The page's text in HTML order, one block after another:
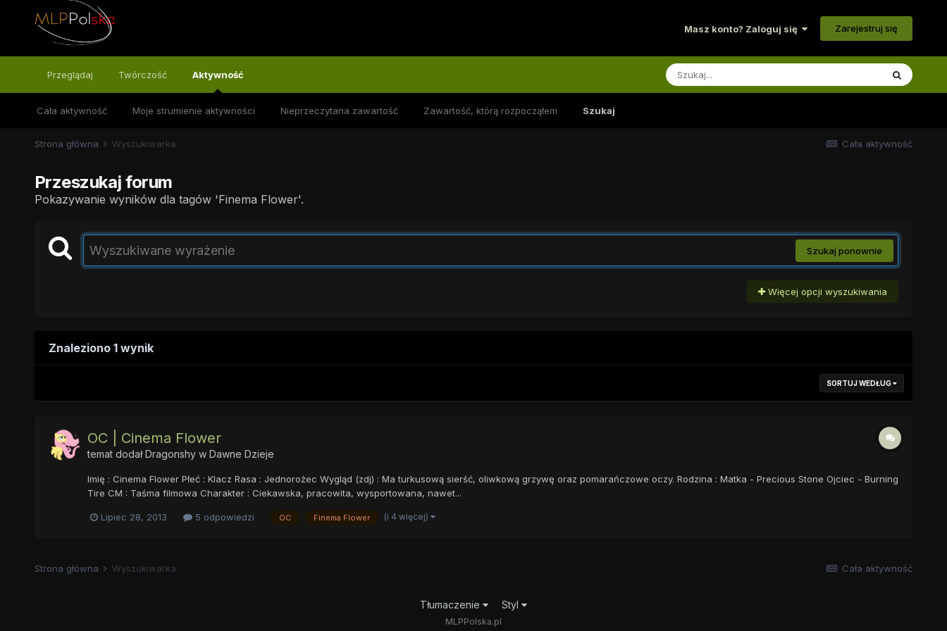
Masz konto? Zaloguj się Zarejestruj się
Przeglądaj Twórczość Aktywność
Cała aktywność Moje strumienie aktywności Nieprzeczytana zawartość Zawartość, którą rozpocząłem Szukaj
Cała aktywność
Strona główna Wyszukiwarka
Przeszukaj forum
Pokazywanie wyników dla tagów 'Finema Flower'.
Szukaj ponownie
Więcej opcji wyszukiwania
Znaleziono 1 wynik
SORTUJ WEDŁUG
OC | Cinema Flower
temat dodałDragonshyw Dawne Dzieje
Imię : Cinema Flower Płeć : Klacz Rasa : Jednorożec Wygląd (zdj) : Ma turkusową sierść, oliwkową grzywę oraz pomarańczowe oczy. Rodzina : Matka - Precious Stone Ojciec - Burning
Tire CM : Taśma filmowa Charakter : Ciekawska, pracowita, wysportowana, nawet...
Lipiec 28, 2013 5 odpowiedzi OC Finema Flower (i 4 więcej)
Cała aktywność
Strona główna Wyszukiwarka
Tłumaczenie Styl
MLPPolska.pl